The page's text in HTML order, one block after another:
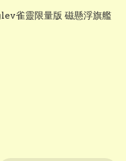
雀靈限量版 磁懸浮旗艦